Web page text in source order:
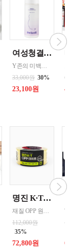
여성청결제 150ml ( 스위셀 페미닌 와쉬 ) 1통
33,000원 30%
23,100원
명진 K·T OPP테이프 80M(투명) 48mmx80M 50개 한박스단위 판매
재질 OPP 원산지 한국 BARCODE 8809357185789
112,000원
35%
72,800원